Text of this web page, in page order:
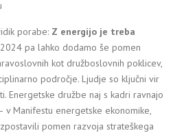
porabe: Z energijo je treba
pa lahko dodamo še pomen
kot družboslovnih poklicev,
področje. Ljudje so ključni vir
Energetske družbe naj s kadri ravnajo
v Manifestu energetske ekonomike,
pomen razvoja strateškega